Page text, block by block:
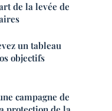
de la levée de
un tableau
objectifs
campagne de